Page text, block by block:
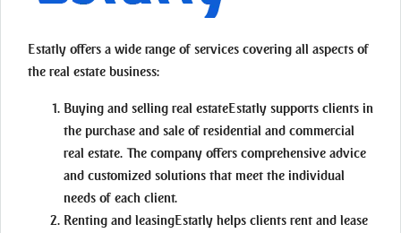
Estatly offers a wide range of services covering all aspects of
the real estate business:
Buying and selling real estateEstatly supports clients in
the purchase and sale of residential and commercial
real estate. The company offers comprehensive advice
and customized solutions that meet the individual
needs of each client.
Renting and leasingEstatly helps clients rent and lease